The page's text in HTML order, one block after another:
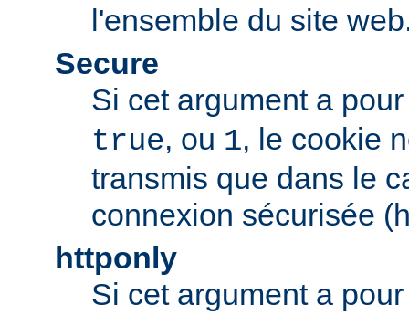
l'ensemble du site
Secure
Si cet argument a
true, ou 1, le cookie
transmis que dans le
connexion sécurisée
httponly
Si cet argument a